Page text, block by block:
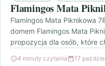
Flamingos Mata
Flamingos Mata Piknikowa
domem Flamingos Mata
propozycja dla osób, które
4 minuty czytania 17